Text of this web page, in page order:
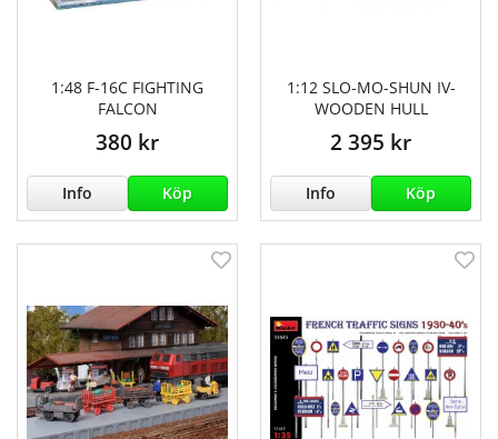
1:48 F-16C FIGHTING
FALCON
380 kr
Info Köp
1:12 SLO-MO-SHUN IV-
WOODEN HULL
2 395 kr
Info Köp